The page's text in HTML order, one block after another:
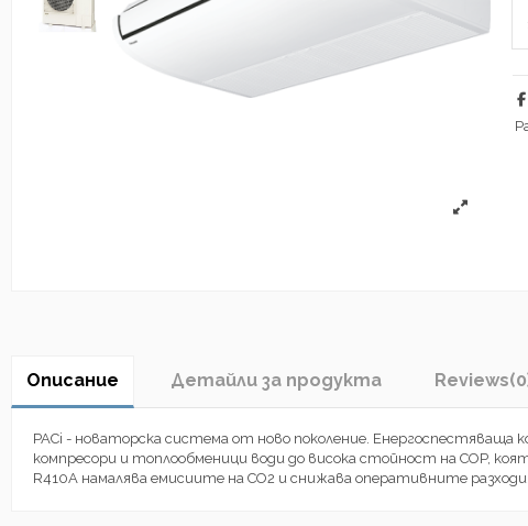
Описание Детайли за продукта Reviews
PACi - новаторска система от ново поколение.
компресори и топлообменици води до висока стойност на COP,
R410A намалява емисиите на CO2 и снижава оперативните разходи.